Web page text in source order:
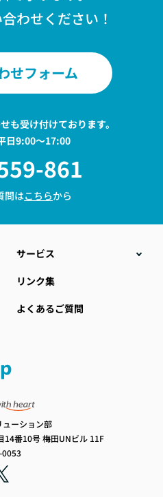
わせください！
せフォーム
も受け付けております。
日9:00〜17:00
861
問はこちらから
ーション部
14番10号 梅田UNビル 11F
サービス
電柱位置情報データ販売
屋外広告
デザイン制作
開院・開業サポート
リンク集
よくあるご質問